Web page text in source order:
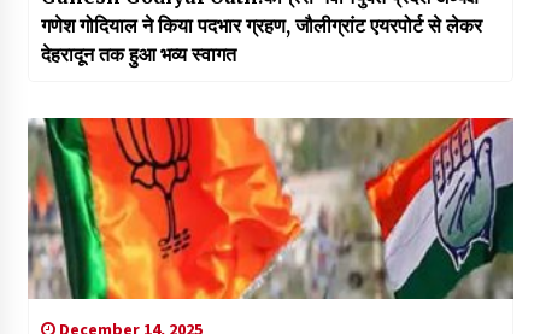
गणेश गोदियाल ने किया पदभार ग्रहण, जौलीग्रांट एयरपोर्ट से लेकर
देहरादून तक हुआ भव्य स्वागत
December 14, 2025